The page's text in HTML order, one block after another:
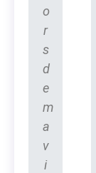
o
r
s
d
e
m
a
v
i